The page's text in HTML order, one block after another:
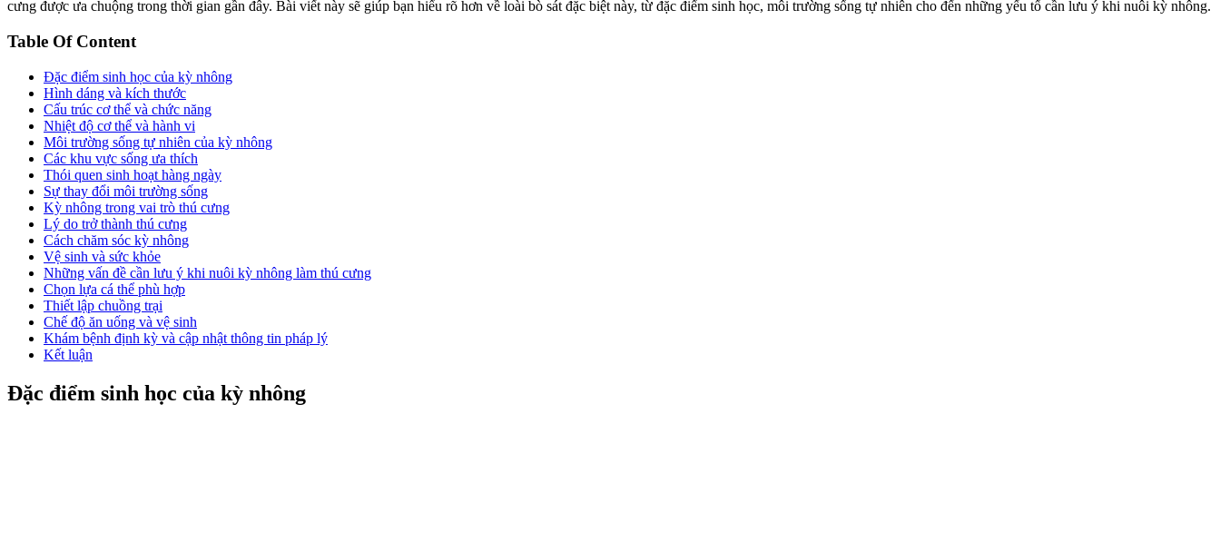
cưng được ưa chuộng trong thời gian gần đây. Bài viết này sẽ giúp bạn hiểu rõ hơn về loài bò sát đặc biệt này, từ đặc điểm sinh học, môi trường sống tự nhiên cho đến những yếu tố cần lưu ý khi nuôi kỳ nhông.
Table Of Content
Đặc điểm sinh học của kỳ nhông
Hình dáng và kích thước
Cấu trúc cơ thể và chức năng
Nhiệt độ cơ thể và hành vi
Môi trường sống tự nhiên của kỳ nhông
Các khu vực sống ưa thích
Thói quen sinh hoạt hàng ngày
Sự thay đổi môi trường sống
Kỳ nhông trong vai trò thú cưng
Lý do trở thành thú cưng
Cách chăm sóc kỳ nhông
Vệ sinh và sức khỏe
Những vấn đề cần lưu ý khi nuôi kỳ nhông làm thú cưng
Chọn lựa cá thể phù hợp
Thiết lập chuồng trại
Chế độ ăn uống và vệ sinh
Khám bệnh định kỳ và cập nhật thông tin pháp lý
Kết luận
Đặc điểm sinh học của kỳ nhông